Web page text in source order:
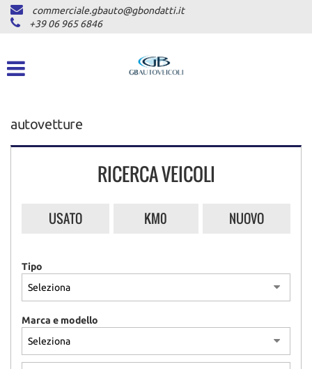
HOME
CHI SIAMO
ASSISTENZA
NEWS
CONTATTI
commerciale.gbauto@gbondatti.it
+39 06 965 6846
autovetture
RICERCA VEICOLI
USATO KM0 NUOVO
Tipo
Marca e modello